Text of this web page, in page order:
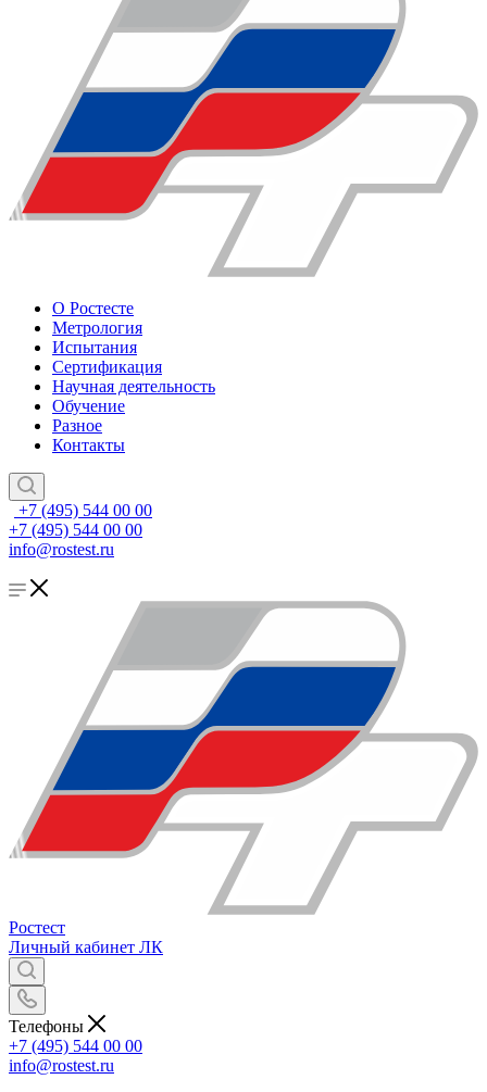
О Ростесте
Метрология
Испытания
Сертификация
Научная деятельность
Обучение
Разное
Контакты
+7 (495) 544 00 00
+7 (495) 544 00 00
info@rostest.ru
Ростест
Личный кабинет ЛК
Телефоны
+7 (495) 544 00 00
info@rostest.ru